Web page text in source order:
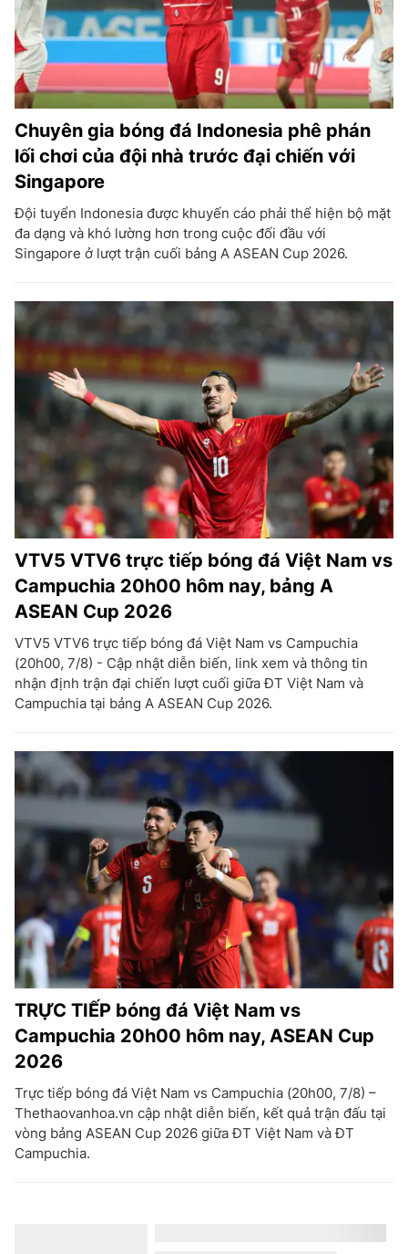
Chuyên gia bóng đá Indonesia phê phán
lối chơi của đội nhà trước đại chiến với
Singapore
Đội tuyển Indonesia được khuyến cáo phải thể hiện bộ mặt
đa dạng và khó lường hơn trong cuộc đối đầu với
Singapore ở lượt trận cuối bảng A ASEAN Cup 2026.
VTV5 VTV6 trực tiếp bóng đá Việt Nam vs
Campuchia 20h00 hôm nay, bảng A
ASEAN Cup 2026
VTV5 VTV6 trực tiếp bóng đá Việt Nam vs Campuchia
(20h00, 7/8) - Cập nhật diễn biến, link xem và thông tin
nhận định trận đại chiến lượt cuối giữa ĐT Việt Nam và
Campuchia tại bảng A ASEAN Cup 2026.
TRỰC TIẾP bóng đá Việt Nam vs
Campuchia 20h00 hôm nay, ASEAN Cup
2026
Trực tiếp bóng đá Việt Nam vs Campuchia (20h00, 7/8) –
Thethaovanhoa.vn cập nhật diễn biến, kết quả trận đấu tại
vòng bảng ASEAN Cup 2026 giữa ĐT Việt Nam và ĐT
Campuchia.